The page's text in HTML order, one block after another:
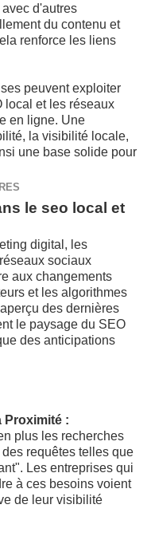
d'autres
du contenu et
renforce les liens
peuvent exploiter
local et les réseaux
en ligne. Une
la visibilité locale,
une base solide pour
le seo local et
digital, les
sociaux
aux changements
et les algorithmes
des dernières
le paysage du SEO
des anticipations
:
plus les recherches
requêtes telles que
Les entreprises qui
à ces besoins voient
de leur visibilité